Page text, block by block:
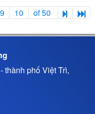
truy cập:20)
9 10 of 50
thành phố Việt Trì,